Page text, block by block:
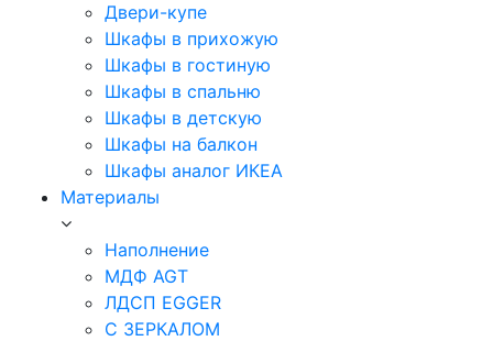
Двери-купе
Шкафы в прихожую
Шкафы в гостиную
Шкафы в спальню
Шкафы в детскую
Шкафы на балкон
Шкафы аналог ИКЕА
Материалы
Наполнение
МДФ AGT
ЛДСП EGGER
С ЗЕРКАЛОМ